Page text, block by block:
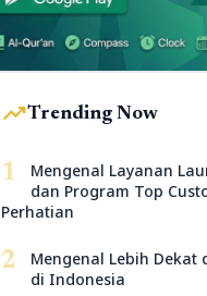
trending_upTrending Now
1
Mengenal Layanan
dan Program Top
Perhatian
2
Mengenal Lebih Dekat
di Indonesia